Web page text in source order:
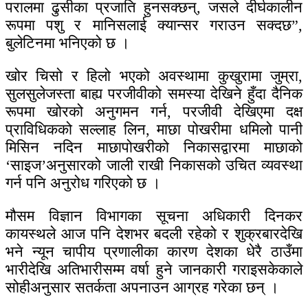
परालमा ढुसीका प्रजाति हुनसक्छन्, जसले दीर्घकालीन
रूपमा पशु र मानिसलाई क्यान्सर गराउन सक्दछ”,
बुलेटिनमा भनिएको छ ।
खोर चिसो र हिलो भएको अवस्थामा कुखुरामा जुम्रा,
सुलसुलेजस्ता बाह्य परजीवीको समस्या देखिने हुँदा दैनिक
रूपमा खोरको अनुगमन गर्न, परजीवी देखिएमा दक्ष
प्राविधिकको सल्लाह लिन, माछा पोखरीमा धमिलो पानी
मिसिन नदिन माछापोखरीको निकासद्वारमा माछाको
‘साइज’अनुसारको जाली राखी निकासको उचित व्यवस्था
गर्न पनि अनुरोध गरिएको छ ।
मौसम विज्ञान विभागका सूचना अधिकारी दिनकर
कायस्थले आज पनि देशभर बदली रहेको र शुक्रबारदेखि
भने न्यून चापीय प्रणालीका कारण देशका धेरै ठाउँमा
भारीदेखि अतिभारीसम्म वर्षा हुने जानकारी गराइसकेकाले
सोहीअनुसार सतर्कता अपनाउन आग्रह गरेका छन् ।